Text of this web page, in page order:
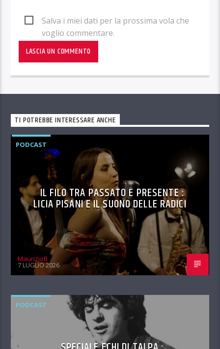
Salva i miei dati per la prossima vola che
voglio commentare.
TI POTREBBE INTERESSARE ANCHE
PODCAST
IL FILO TRA PASSATO E PRESENTE :
LICIA PISANI E IL SUONO DELLE RADICI
MaurizioB
7 LUGLIO 2026
PODCAST